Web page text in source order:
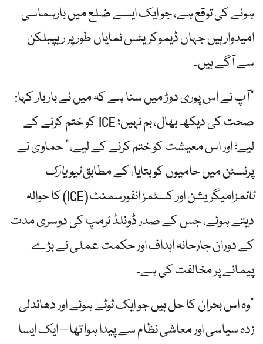
ہونے کی توقع ہے، جو ایک ایسے ضلع میں بارہماسی
امیدوار ہیں جہاں ڈیموکریٹس نمایاں طور پر ریپبلکن
سے آگے ہیں۔
"آپ نے اس پوری دوڑ میں سنا ہے کہ میں نے بار بار کہا:
صحت کی دیکھ بھال، بم نہیں؛ ICE کو ختم کرنے کے
لیے؛ اور اس معیشت کو ختم کرنے کے لیے،” حماوی نے
پرنسٹن میں حامیوں کو بتایا، کے مطابقنیویارک
ٹائمز
امیگریشن اور کسٹمز انفورسمنٹ (ICE) کا حوالہ
دیتے ہوئے، جس کے صدر ڈونلڈ ٹرمپ کی دوسری مدت
کے دوران جارحانہ اہداف اور حکمت عملی نے بڑے
پیمانے پر مخالفت کی ہے۔
"وہ اس بحران کا حل ہیں جو ایک ٹوٹے ہوئے اور دھاندلی
زدہ سیاسی اور معاشی نظام سے پیدا ہوا تھا – ایک ایسا